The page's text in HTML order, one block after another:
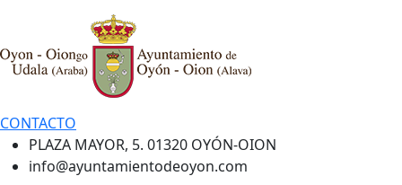
CONTACTO
PLAZA MAYOR, 5. 01320 OYÓN-OION
info@ayuntamientodeoyon.com